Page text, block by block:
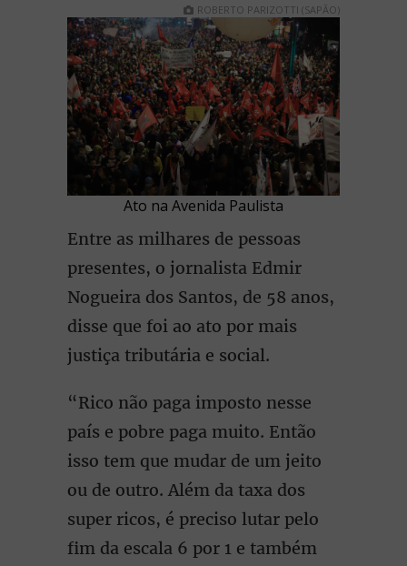
ROBERTO PARIZOTTI (SAPÃO)
Ato na Avenida Paulista
Entre as milhares de pessoas
presentes, o jornalista Edmir
Nogueira dos Santos, de 58 anos,
disse que foi ao ato por mais
justiça tributária e social.
“Rico não paga imposto nesse
país e pobre paga muito. Então
isso tem que mudar de um jeito
ou de outro. Além da taxa dos
super ricos, é preciso lutar pelo
fim da escala 6 por 1 e também